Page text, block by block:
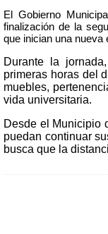
El Gobierno
finalización de la
que inician una nueva
Durante la
primeras horas del
muebles,
vida universitaria.
Desde el Municipio
puedan continuar
busca que la